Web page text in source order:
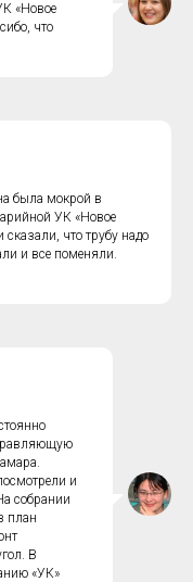
«Новое
что
была мокрой в
УК «Новое
что трубу надо
и все поменяли.
и
собрании
план
В
«УК»